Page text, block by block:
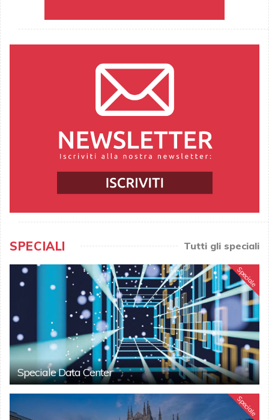
SPECIALI Tutti gli speciali
Speciale
Speciale Data Center
Speciale